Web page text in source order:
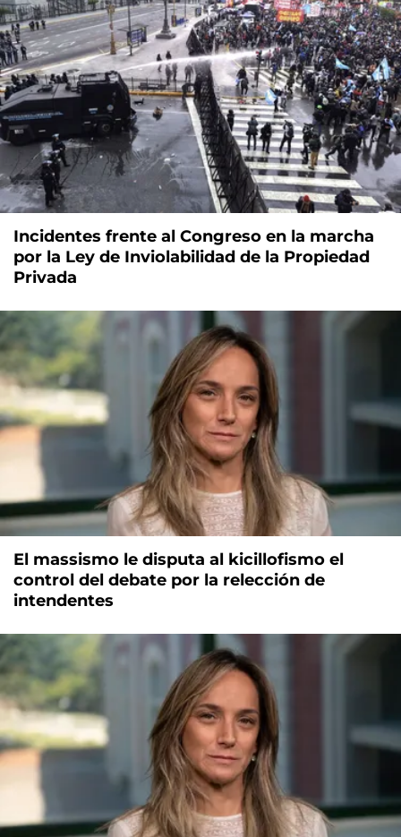
Incidentes frente al Congreso en la marcha
por la Ley de Inviolabilidad de la Propiedad
Privada
El massismo le disputa al kicillofismo el
control del debate por la relección de
intendentes